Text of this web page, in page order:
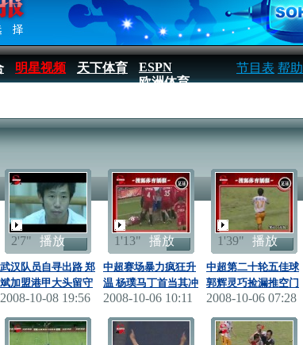
节目表 帮助
明星视频 天下体育
ESPN
欧洲体育
2'7" 播放
武汉队员自寻出路 郑
斌加盟港甲大头留守
2008-10-08 19:56
1'13" 播放
中超赛场暴力疯狂升
温 杨璞马丁首当其冲
2008-10-06 10:11
1'39" 播放
中超第二十轮五佳球
郭辉灵巧捡漏推空门
2008-10-06 07:28